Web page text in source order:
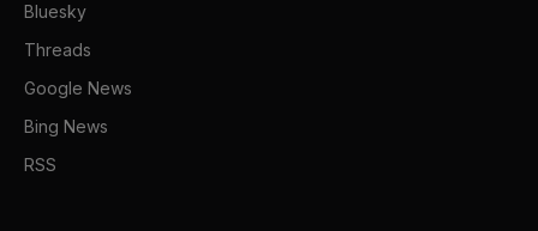
Bluesky
Threads
Google News
Bing News
RSS